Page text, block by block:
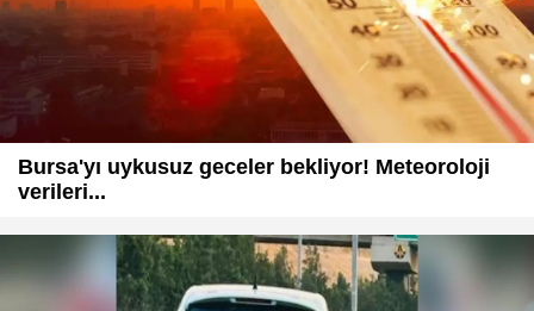
Bursa'yı uykusuz geceler bekliyor! Meteoroloji
verileri...